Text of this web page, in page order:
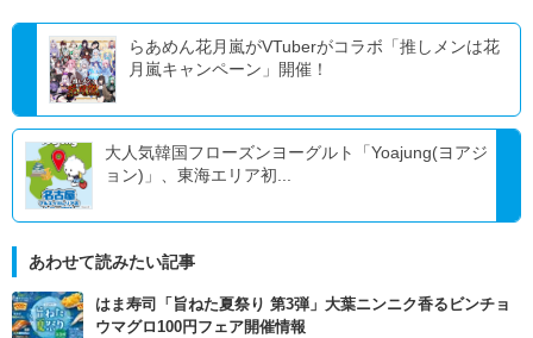
らあめん花月嵐がVTuberがコラボ「推しメンは花
月嵐キャンペーン」開催！
大人気韓国フローズンヨーグルト「Yoajung(ヨアジ
ョン)」、東海エリア初...
あわせて読みたい記事
はま寿司「旨ねた夏祭り 第3弾」大葉ニンニク香るビンチョ
ウマグロ100円フェア開催情報